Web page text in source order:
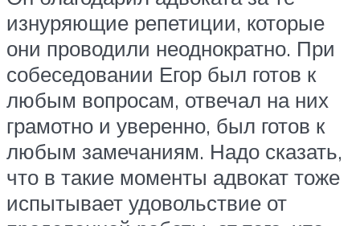
изнуряющие репетиции, которые
они проводили неоднократно. При
собеседовании Егор был готов к
любым вопросам, отвечал на них
грамотно и уверенно, был готов к
любым замечаниям. Надо сказать,
что в такие моменты адвокат тоже
испытывает удовольствие от